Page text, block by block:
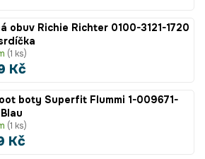
obuv Richie Richter 0100-3121-1720
(1 ks)
Kč
boty Superfit Flummi 1-009671-
(1 ks)
Kč